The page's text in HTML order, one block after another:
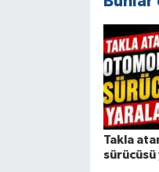
Takla
sürücüsü